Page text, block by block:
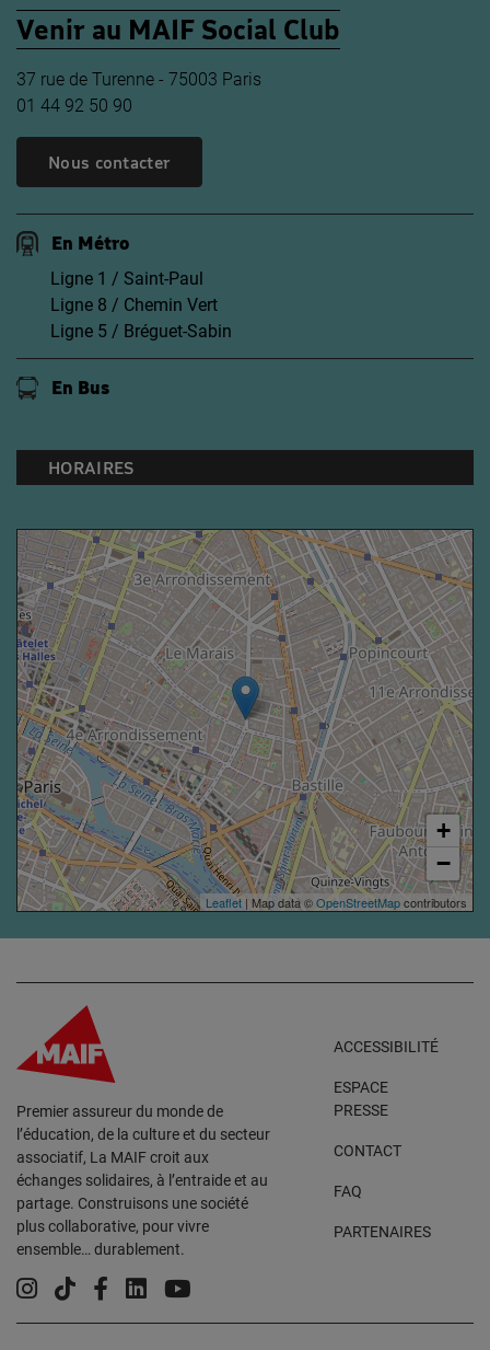
Venir au MAIF Social Club
37 rue de Turenne - 75003 Paris
01 44 92 50 90
Nous contacter
En Métro
Ligne 1 / Saint-Paul
Ligne 8 / Chemin Vert
Ligne 5 / Bréguet-Sabin
En Bus
HORAIRES
+
−
Leaflet| Map data ©OpenStreetMapcontributors
Premier assureur du monde de
l’éducation, de la culture et du secteur
associatif, La MAIF croit aux
échanges solidaires, à l’entraide et au
partage. Construisons une société
plus collaborative, pour vivre
ensemble… durablement.
ACCESSIBILITÉ
ESPACE
PRESSE
CONTACT
FAQ
PARTENAIRES
Instagram
TiktokFacebook
LinkedinYouTube